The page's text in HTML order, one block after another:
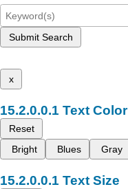
Submit Search
x
Text Color
Reset
Bright
Blues Gray
Text Size